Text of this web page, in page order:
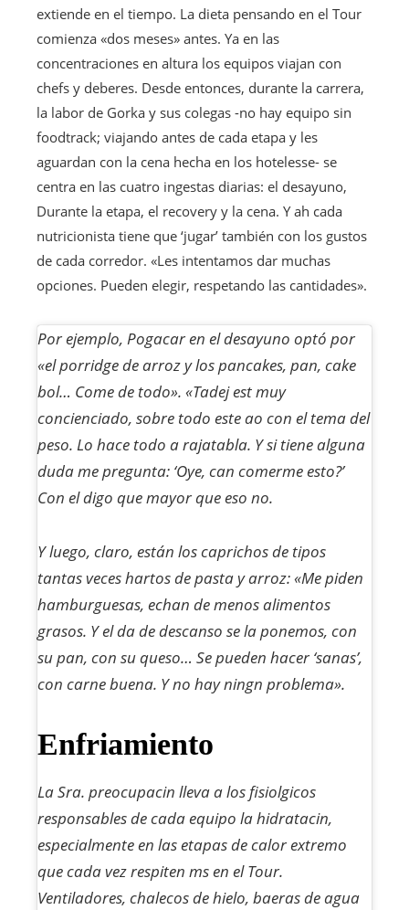
extiende en el tiempo. La dieta pensando en el Tour
comienza «dos meses» antes. Ya en las
concentraciones en altura los equipos viajan con
chefs y deberes. Desde entonces, durante la carrera,
la labor de Gorka y sus colegas -no hay equipo sin
foodtrack; viajando antes de cada etapa y les
aguardan con la cena hecha en los hotelesse- se
centra en las cuatro ingestas diarias: el desayuno,
Durante la etapa, el recovery y la cena. Y ah cada
nutricionista tiene que ‘jugar’ también con los gustos
de cada corredor. «Les intentamos dar muchas
opciones. Pueden elegir, respetando las cantidades».
Por ejemplo, Pogacar en el desayuno optó por
«el porridge de arroz y los pancakes, pan, cake
bol… Come de todo». «Tadej est muy
concienciado, sobre todo este ao con el tema del
peso. Lo hace todo a rajatabla. Y si tiene alguna
duda me pregunta: ‘Oye, can comerme esto?’
Con el digo que mayor que eso no.
Y luego, claro, están los caprichos de tipos
tantas veces hartos de pasta y arroz: «Me piden
hamburguesas, echan de menos alimentos
grasos. Y el da de descanso se la ponemos, con
su pan, con su queso… Se pueden hacer ‘sanas’,
con carne buena. Y no hay ningn problema».
Enfriamiento
La Sra. preocupacin lleva a los fisiolgicos
responsables de cada equipo la hidratacin,
especialmente en las etapas de calor extremo
que cada vez respiten ms en el Tour.
Ventiladores, chalecos de hielo, baeras de agua